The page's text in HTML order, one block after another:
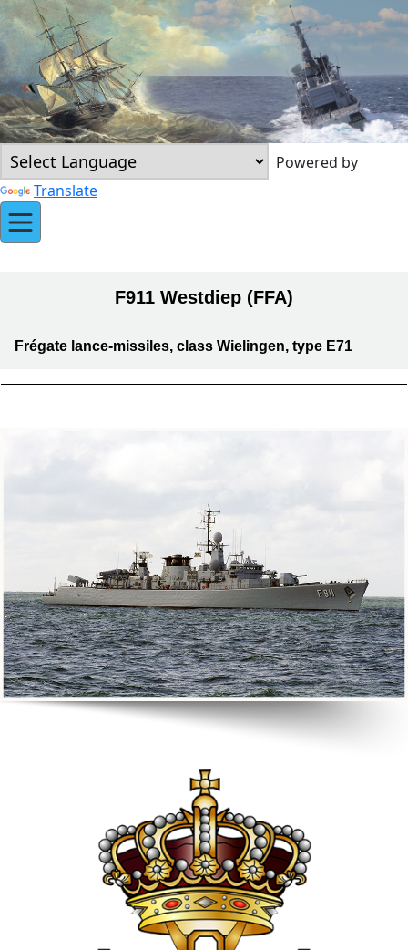
Powered by
Translate
F911 Westdiep (FFA)
Frégate lance-missiles, class Wielingen, type E71